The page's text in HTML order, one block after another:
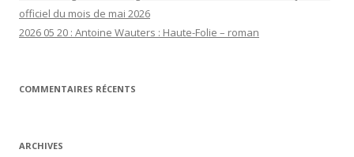
officiel du mois de mai 2026
2026 05 20 : Antoine Wauters : Haute-Folie – roman
COMMENTAIRES RÉCENTS
ARCHIVES